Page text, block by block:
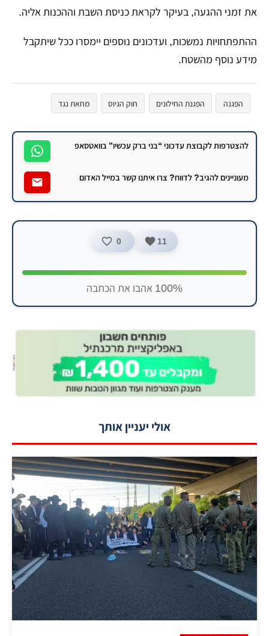
את זמני ההגעה, בעיקר לקראת כניסת השבת וההכנות אליה.
ההתפתחויות נמשכות, ועדכונים נוספים יימסרו ככל שיתקבל
מידע נוסף מהשטח.
הפגנה הפגנת החילונים חוק הגיוס מחאת נגד
להצטרפות לקבוצת עדכוני “בני ברק עכשיו” בוואטסאפ
מעוניינים להגיב? לדווח? צרו איתנו קשר במייל האדום
11
0
100% אהבו את הכתבה
אולי יעניין אותך